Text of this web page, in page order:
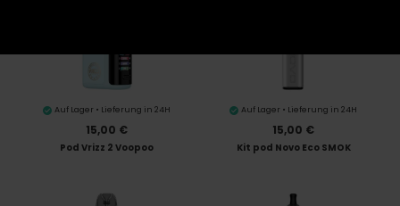
Auf Lager • Lieferung in 24H
15,00 €
Pod Vrizz 2 Voopoo
Auf Lager • Lieferung in 24H
15,00 €
Kit pod Novo Eco SMOK